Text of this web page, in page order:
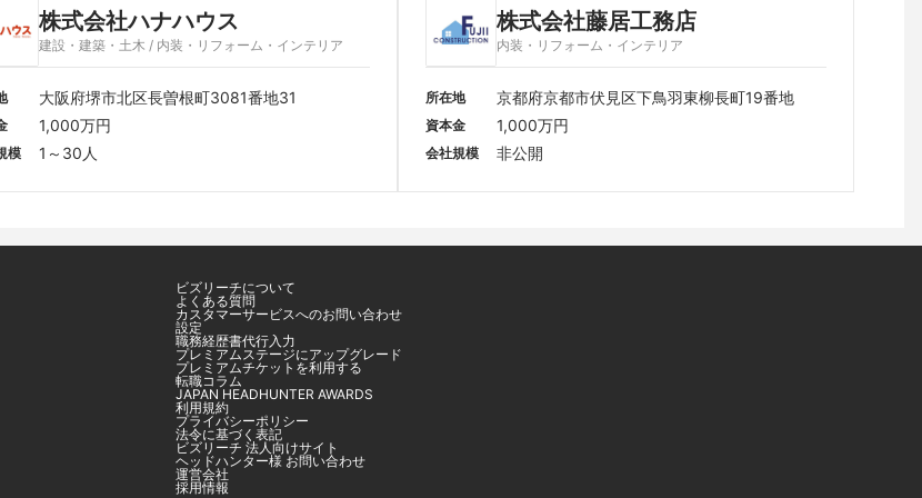
株式会社ハナハウス
建設・建築・土木 / 内装・リフォーム・インテリア
大阪府堺市北区長曽根町3081番地31
1,000万円
模 1～30人
株式会社藤居工務店
内装・リフォーム・インテリア
所在地 京都府京都市伏見区下鳥羽東柳長町19番地
資本金 1,000万円
会社規模 非公開
ビズリーチについて
よくある質問
カスタマーサービスへのお問い合わせ
設定
職務経歴書代行入力
プレミアムステージにアップグレード
プレミアムチケットを利用する
転職コラム
JAPAN HEADHUNTER AWARDS
利用規約
プライバシーポリシー
法令に基づく表記
ビズリーチ 法人向けサイト
ヘッドハンター様 お問い合わせ
運営会社
採用情報